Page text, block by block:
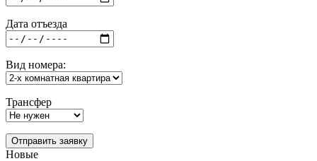
Дата отъезда
Вид номера:
Трансфер
Отправить заявку
Новые